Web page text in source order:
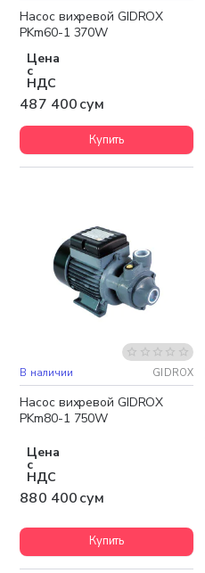
Насос вихревой GIDROX
PKm60-1 370W
Цена
с
НДС
487 400 сум
Купить
В наличии GIDROX
Насос вихревой GIDROX
PKm80-1 750W
Цена
с
НДС
880 400 сум
Купить